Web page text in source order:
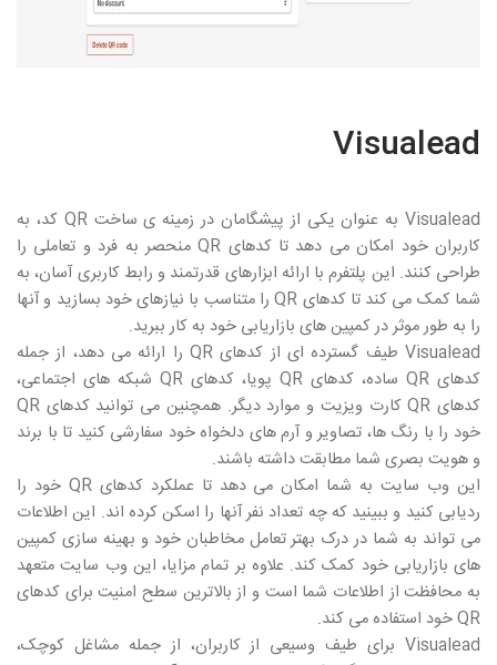
Visualead
Visualeadبه عنوان یکی از پیشگامان در زمینه ی ساختQR کد، به
کاربران خود امکان می دهد تا کدهای QRمنحصر به فرد و تعاملی را
طراحی کنند. این پلتفرم با ارائه ابزارهای قدرتمند و رابط کاربری آسان، به
شما کمک می کند تا کدهای QRرا متناسب با نیازهای خود بسازید و آنها
را به طور موثر در کمپین های بازاریابی خود به کار ببرید.
Visualead طیف گسترده ای از کدهای QR را ارائه می دهد، از جمله
کدهای QR ساده، کدهای QR پویا، کدهای QR شبکه های اجتماعی،
کدهای QRکارت ویزیت و موارد دیگر. همچنین می توانید کدهای QR
خود را با رنگ ها، تصاویر و آرم های دلخواه خود سفارشی کنید تا با برند
و هویت بصری شما مطابقت داشته باشند.
این وب سایت به شما امکان می دهد تا عملکرد کدهایQR خود را
ردیابی کنید و ببینید که چه تعداد نفر آنها را اسکن کرده اند. این اطلاعات
می تواند به شما در درک بهتر تعامل مخاطبان خود و بهینه سازی کمپین
های بازاریابی خود کمک کند. علاوه بر تمام مزایا، این وب سایت متعهد
به محافظت از اطلاعات شما است و از بالاترین سطح امنیت برای کدهای
QRخود استفاده می کند.
Visualead برای طیف وسیعی از کاربران، از جمله مشاغل کوچک،